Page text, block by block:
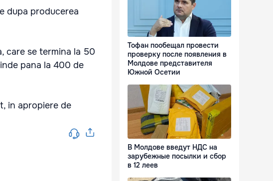
dupa producerea
care se termina la 50
pana la 400 de
in apropiere de
Тофан пообещал провести
проверку после появления в
Молдове представителя
Южной Осетии
В Молдове введут НДС на
зарубежные посылки и сбор
в 12 леев